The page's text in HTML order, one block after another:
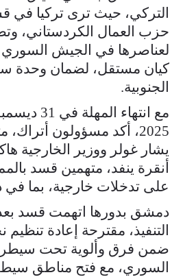
التركي، حيث ترى تركيا في
حزب العمال الكردستاني،
لعناصرها في الجيش
كيان مستقل، لضمان وحدة
الجنوبية.
مع انتهاء
2025، أكد مسؤولون
يشار غولر ووزير الخارجية
أنقرة ينفد، متهمين قسد
على تدخلات خارجية، بما في
دمشق بدورها اتهمت قسد
ضمن فرق وألوية تحت
السوري، مع فتح مناطق